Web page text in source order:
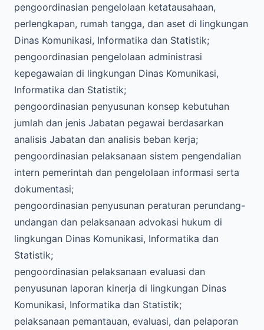
pengoordinasian pengelolaan ketatausahaan,
perlengkapan, rumah tangga, dan aset di lingkungan
Dinas Komunikasi, Informatika dan Statistik;
pengoordinasian pengelolaan administrasi
kepegawaian di lingkungan Dinas Komunikasi,
Informatika dan Statistik;
pengoordinasian penyusunan konsep kebutuhan
jumlah dan jenis Jabatan pegawai berdasarkan
analisis Jabatan dan analisis beban kerja;
pengoordinasian pelaksanaan sistem pengendalian
intern pemerintah dan pengelolaan informasi serta
dokumentasi;
pengoordinasian penyusunan peraturan perundang-
undangan dan pelaksanaan advokasi hukum di
lingkungan Dinas Komunikasi, Informatika dan
Statistik;
pengoordinasian pelaksanaan evaluasi dan
penyusunan laporan kinerja di lingkungan Dinas
Komunikasi, Informatika dan Statistik;
pelaksanaan pemantauan, evaluasi, dan pelaporan